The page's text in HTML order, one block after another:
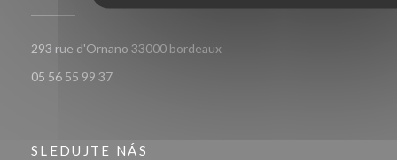
293 rue d'Ornano 33000 bordeaux
05 56 55 99 37
SLEDUJTE NÁS